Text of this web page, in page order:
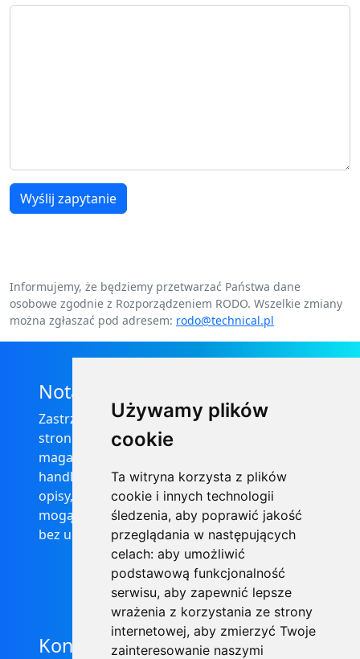
Używamy plików
cookie
Ta witryna korzysta z plików
cookie i innych technologii
śledzenia, aby poprawić jakość
przeglądania w następujących
celach: aby umożliwić
podstawową funkcjonalność
serwisu, aby zapewnić lepsze
wrażenia z korzystania ze strony
internetowej, aby zmierzyć Twoje
zainteresowanie naszymi
Wyślij zapytanie
Informujemy, że będziemy przetwarzać Państwa dane
osobowe zgodnie z Rozporządzeniem RODO. Wszelkie zmiany
można zgłaszać pod adresem: rodo@technical.pl
Nota prawna
Zastrzega się, że informacje zamieszczone na
stronie internetowej https://informator-
magazynowy.technical.pl/ nie stanowią oferty
handlowej w rozumieniu prawa, ponadto
opisy, dane techniczne i pozostałe informacje
mogą ulec zmianie bez podania przyczyny i
bez uprzedzenia.
Kontakt